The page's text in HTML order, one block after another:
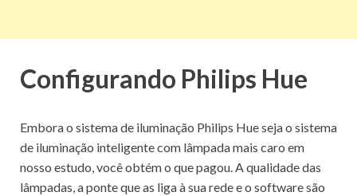
Configurando Philips Hue
Embora o sistema de iluminação Philips Hue seja o sistema
de iluminação inteligente com lâmpada mais caro em
nosso estudo, você obtém o que pagou.A qualidade das
lâmpadas, a ponte que as liga à sua rede e o software são